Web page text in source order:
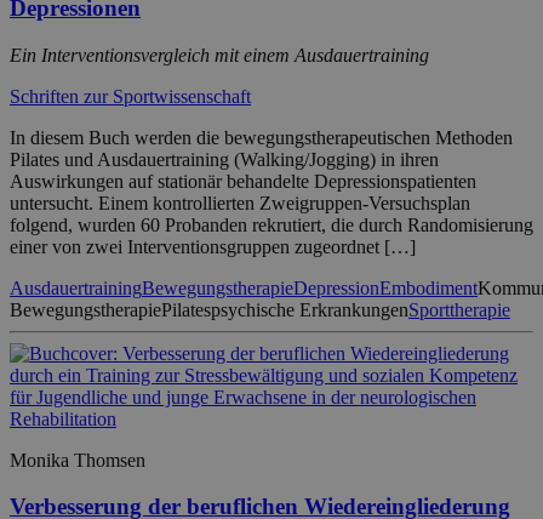
Depressionen
Ein Interventionsvergleich mit einem Ausdauertraining
Schriften zur Sportwissenschaft
In diesem Buch werden die bewegungstherapeutischen Methoden
Pilates und Ausdauertraining (Walking/Jogging) in ihren
Auswirkungen auf stationär behandelte Depressionspatienten
untersucht. Einem kontrollierten Zweigruppen-Versuchsplan
folgend, wurden 60 Probanden rekrutiert, die durch Randomisierung
einer von zwei Interventionsgruppen zugeordnet […]
AusdauertrainingBewegungstherapieDepressionEmbodiment
BewegungstherapiePilatespsychische ErkrankungenSporttherapie
Monika Thomsen
Verbesserung der beruflichen Wiedereingliederung